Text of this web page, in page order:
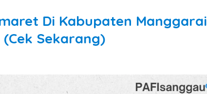
Di Kabupaten Manggarai
Sekarang)